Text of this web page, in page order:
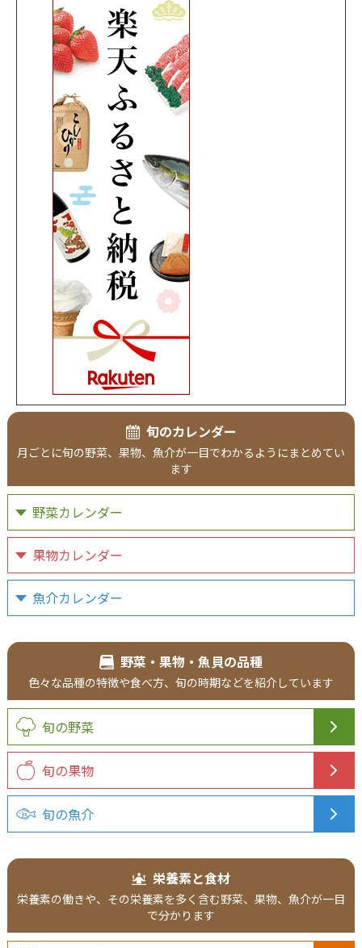
旬のカレンダー
月ごとに旬の野菜、果物、魚介が一目でわかるようにまとめてい
ます
野菜カレンダー
果物カレンダー
魚介カレンダー
野菜・果物・魚貝の品種
色々な品種の特徴や食べ方、旬の時期などを紹介しています
旬の野菜
旬の果物
旬の魚介
栄養素と食材
栄養素の働きや、その栄養素を多く含む野菜、果物、魚介が一目
で分かります